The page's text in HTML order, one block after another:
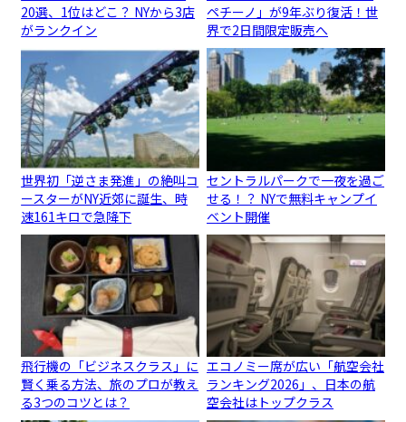
20選、1位はどこ？ NYから3店
がランクイン
ペチーノ」が9年ぶり復活！世
界で2日間限定販売へ
世界初「逆さま発進」の絶叫コ
ースターがNY近郊に誕生、時
速161キロで急降下
セントラルパークで一夜を過ご
せる！？ NYで無料キャンプイ
ベント開催
飛行機の「ビジネスクラス」に
賢く乗る方法、旅のプロが教え
る3つのコツとは？
エコノミー席が広い「航空会社
ランキング2026」、日本の航
空会社はトップクラス